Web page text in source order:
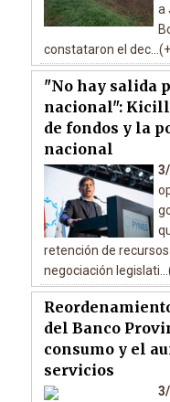
a
constataron el
"No hay salida
nacional":
de fondos y la
nacional
retención de
negociación
del Banco
consumo y el
servicios